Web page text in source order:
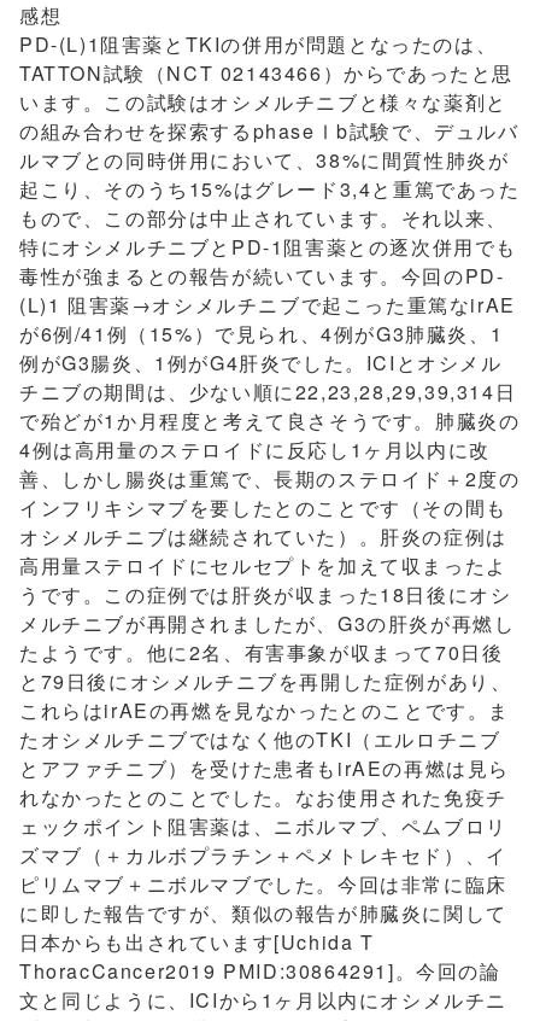
感想
PD-(L)1阻害薬とTKIの併用が問題となったのは、
TATTON試験（NCT 02143466）からであったと思
います。この試験はオシメルチニブと様々な薬剤と
の組み合わせを探索するphaseⅠb試験で、デュルバ
ルマブとの同時併用において、38%に間質性肺炎が
起こり、そのうち15%はグレード3,4と重篤であった
もので、この部分は中止されています。それ以来、
特にオシメルチニブとPD-1阻害薬との逐次併用でも
毒性が強まるとの報告が続いています。今回のPD-
(L)1 阻害薬→オシメルチニブで起こった重篤なirAE
が6例/41例（15%）で見られ、4例がG3肺臓炎、1
例がG3腸炎、1例がG4肝炎でした。ICIとオシメル
チニブの期間は、少ない順に22,23,28,29,39,314日
で殆どが1か月程度と考えて良さそうです。肺臓炎の
4例は高用量のステロイドに反応し1ヶ月以内に改
善、しかし腸炎は重篤で、長期のステロイド＋2度の
インフリキシマブを要したとのことです（その間も
オシメルチニブは継続されていた）。肝炎の症例は
高用量ステロイドにセルセプトを加えて収まったよ
うです。この症例では肝炎が収まった18日後にオシ
メルチニブが再開されましたが、G3の肝炎が再燃し
たようです。他に2名、有害事象が収まって70日後
と79日後にオシメルチニブを再開した症例があり、
これらはirAEの再燃を見なかったとのことです。ま
たオシメルチニブではなく他のTKI（エルロチニブ
とアファチニブ）を受けた患者もirAEの再燃は見ら
れなかったとのことでした。なお使用された免疫チ
ェックポイント阻害薬は、ニボルマブ、ペムブロリ
ズマブ（＋カルボプラチン＋ペメトレキセド）、イ
ピリムマブ＋ニボルマブでした。今回は非常に臨床
に即した報告ですが、類似の報告が肺臓炎に関して
日本からも出されています[Uchida T
ThoracCancer2019 PMID:30864291]。今回の論
文と同じように、ICIから1ヶ月以内にオシメルチニ